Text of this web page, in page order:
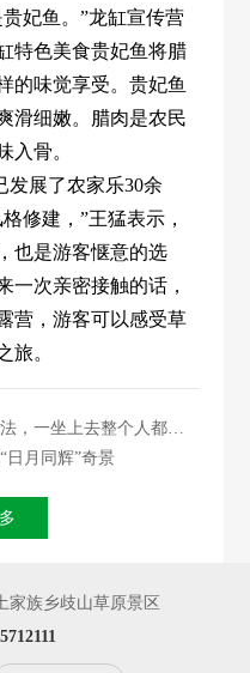
妃鱼。”龙缸宣传营
特色美食贵妃鱼将腊
的味觉享受。贵妃鱼
滑细嫩。腊肉是农民
入骨。
发展了农家乐30余
修建，”王猛表示，
也是游客惬意的选
一次亲密接触的话，
营，游客可以感受草
旅。
，一坐上去整个人都燃
日月同辉”奇景
家族乡歧山草原景区